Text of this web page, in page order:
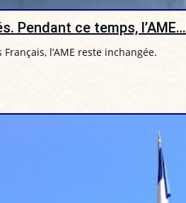
Pendant ce temps, l’AME…
l’AME reste inchangée.